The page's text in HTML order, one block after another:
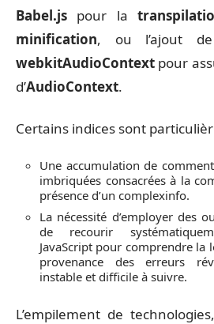
Babel.js pour la
minification, ou l’ajout de
webkitAudioContext pour
d’AudioContext.
Certains indices sont
Une accumulation de
imbriquées consacrées à la
présence d’un complexinfo.
La nécessité d’employer des
de recourir
JavaScript pour comprendre la
provenance des erreurs
instable et difficile à suivre.
L’empilement de technologies,